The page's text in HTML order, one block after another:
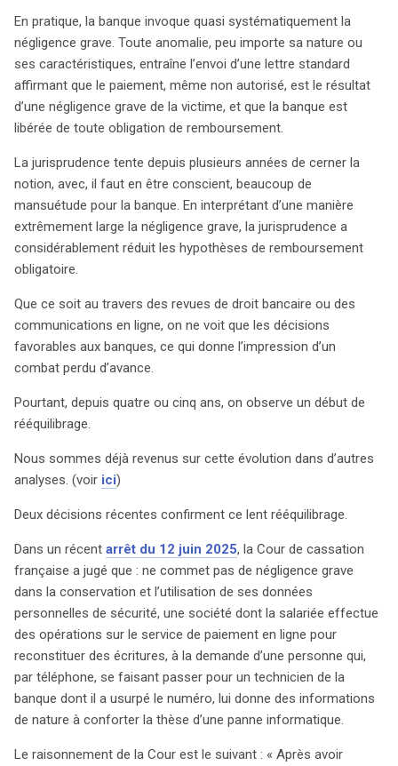
En pratique, la banque invoque quasi systématiquement la
négligence grave. Toute anomalie, peu importe sa nature ou
ses caractéristiques, entraîne l’envoi d’une lettre standard
affirmant que le paiement, même non autorisé, est le résultat
d’une négligence grave de la victime, et que la banque est
libérée de toute obligation de remboursement.
La jurisprudence tente depuis plusieurs années de cerner la
notion, avec, il faut en être conscient, beaucoup de
mansuétude pour la banque. En interprétant d’une manière
extrêmement large la négligence grave, la jurisprudence a
considérablement réduit les hypothèses de remboursement
obligatoire.
Que ce soit au travers des revues de droit bancaire ou des
communications en ligne, on ne voit que les décisions
favorables aux banques, ce qui donne l’impression d’un
combat perdu d’avance.
Pourtant, depuis quatre ou cinq ans, on observe un début de
rééquilibrage.
Nous sommes déjà revenus sur cette évolution dans d’autres
analyses. (voir ici)
Deux décisions récentes confirment ce lent rééquilibrage.
Dans un récent arrêt du 12 juin 2025, la Cour de cassation
française a jugé que : ne commet pas de négligence grave
dans la conservation et l’utilisation de ses données
personnelles de sécurité, une société dont la salariée effectue
des opérations sur le service de paiement en ligne pour
reconstituer des écritures, à la demande d’une personne qui,
par téléphone, se faisant passer pour un technicien de la
banque dont il a usurpé le numéro, lui donne des informations
de nature à conforter la thèse d’une panne informatique.
Le raisonnement de la Cour est le suivant : « Après avoir